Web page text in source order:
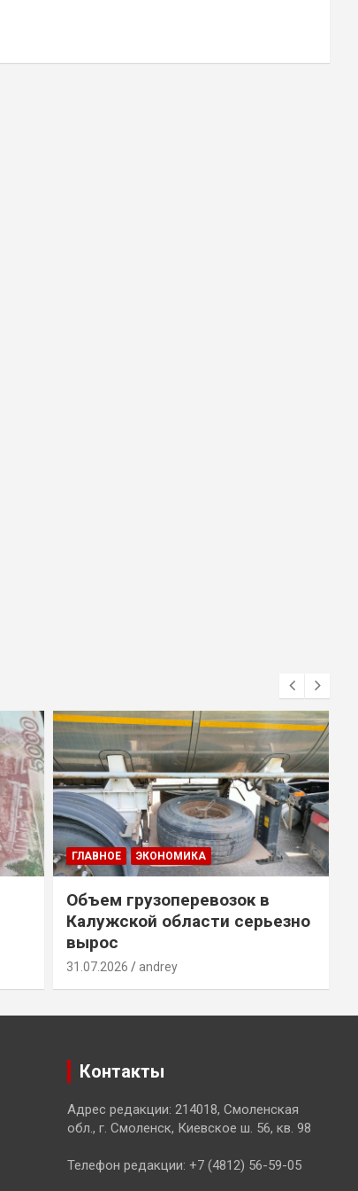
ГЛАВНОЕ ЭКОНОМИКА
Объем грузоперевозок в
Калужской области серьезно
вырос
31.07.2026 andrey
Контакты
Адрес редакции: 214018, Смоленская
обл., г. Смоленск, Киевское ш. 56, кв. 98
Телефон редакции: +7 (4812) 56-59-05